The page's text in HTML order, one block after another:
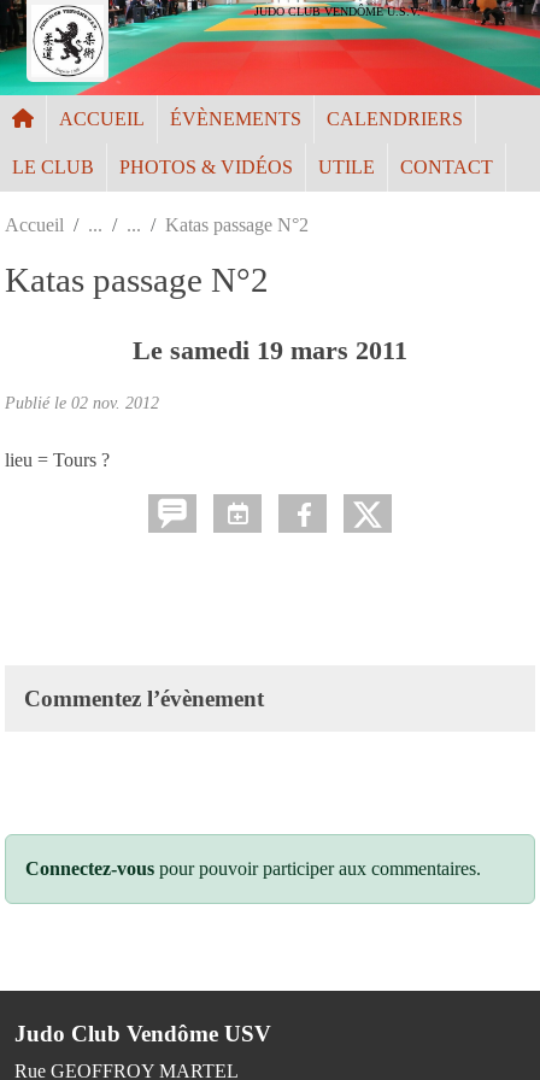
JUDO CLUB VENDÔME U.S.V.
ACCUEIL ÉVÈNEMENTS CALENDRIERS
LE CLUB PHOTOS & VIDÉOS UTILE CONTACT
Accueil Katas passage N°2
Katas passage N°2
Le samedi 19 mars 2011
Publié le 02 nov. 2012
lieu = Tours ?
Commentez l’évènement
Connectez-vous pour pouvoir participer aux commentaires.
Judo Club Vendôme USV
Rue GEOFFROY MARTEL
Panneau de gestion des cookies